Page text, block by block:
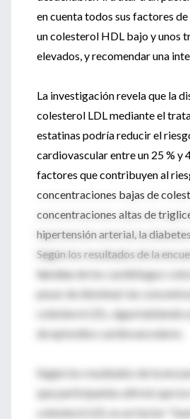
en cuenta todos sus factores
un colesterol HDL bajo y unos
elevados, y recomendar una
La investigación revela que la
colesterol LDL mediante el
estatinas podría reducir el
cardiovascular entre un 25 % y
factores que contribuyen al
concentraciones bajas de
concentraciones altas de
hipertensión arterial, la
Según los resultados de la
terciosde los cardiólogos
pesar de disminuir las
colesterol LDL, sigue habiendo
de episodios cardiovasculares.
Según los resultados de la
que participantes afirmó que la
colesterol LDL es un factor